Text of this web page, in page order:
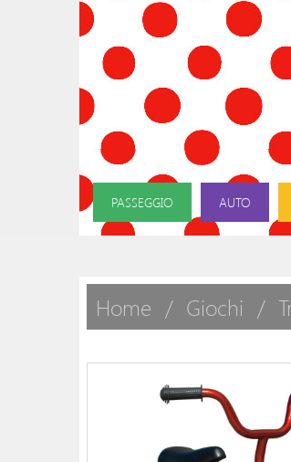
PASSEGGIO AUTO
Home Giochi